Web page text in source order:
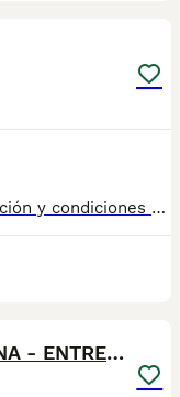
con todo al dia respecto a documentación y condiciones sanitarias , tanto así que hacemos entregas totalmente personalizadas y sin un euro por adelantado , obtenerse personas no aptas para tener perros , solo personas responsables. hacemos entregas a toda ESPAÑA . mas info 670864332
CHIHUAHUAS MINI - BARCELONA - ENTREGA